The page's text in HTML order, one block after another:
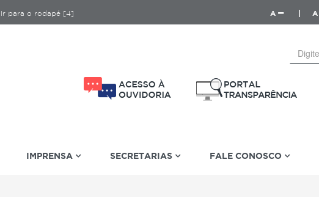
Ir para o rodapé [4] A A
IMPRENSA SECRETARIAS FALE CONOSCO